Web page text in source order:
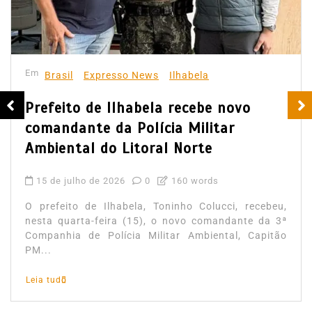
Em Brasil Expresso News Ilhabela
Prefeito de Ilhabela recebe novo
comandante da Polícia Militar
Ambiental do Litoral Norte
15 de julho de 2026 0 160 words
O prefeito de Ilhabela, Toninho Colucci, recebeu,
nesta quarta-feira (15), o novo comandante da 3ª
Companhia de Polícia Militar Ambiental, Capitão
PM...
Leia tudo